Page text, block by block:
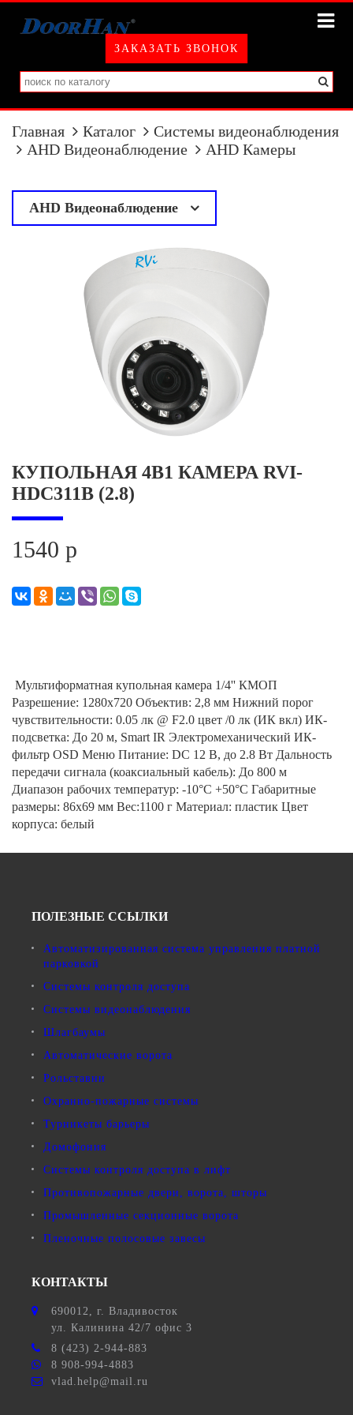
ЗАКАЗАТЬ ЗВОНОК
Главная Каталог
Системы видеонаблюдения
AHD Видеонаблюдение
AHD Камеры
AHD Видеонаблюдение
AHD Регистраторы
КУПОЛЬНАЯ 4В1 КАМЕРА RVI-
HDC311B (2.8)
1540 р
Мультиформатная купольная камера 1/4'' КМОП
Разрешение: 1280x720 Объектив: 2,8 мм Нижний порог
чувствительности: 0.05 лк @ F2.0 цвет /0 лк (ИК вкл) ИК-
подсветка: До 20 м, Smart IR Электромеханический ИК-
фильтр OSD Меню Питание: DC 12 В, до 2.8 Вт Дальность
передачи сигнала (коаксиальный кабель): До 800 м
Диапазон рабочих температур: -10°С +50°С Габаритные
размеры: 86x69 мм Вес:1100 г Материал: пластик Цвет
корпуса: белый
ПОЛЕЗНЫЕ ССЫЛКИ
Автоматизированная система управления платной
парковкой
Системы контроля доступа
Системы видеонаблюдения
Шлагбаумы
Автоматические ворота
Рольставни
Охранно-пожарные системы
Турникеты барьеры
Домофония
Системы контроля доступа в лифт
Противопожарные двери, ворота, шторы
Промышленные секционные ворота
Пленочные полосовые завесы
КОНТАКТЫ
690012, г. Владивосток
ул. Калинина 42/7 офис 3
8 (423) 2-944-883
8 908-994-4883
vlad.help@mail.ru